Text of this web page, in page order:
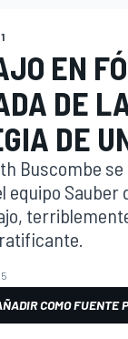
EN
DE
DE
Buscombe
equipo Sauber
COMO FUENTE